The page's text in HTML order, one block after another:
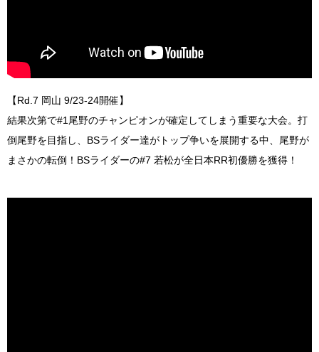
【Rd.7 岡山 9/23-24開催】
結果次第で#1尾野のチャンピオンが確定してしまう重要な大会。打
倒尾野を目指し、BSライダー達がトップ争いを展開する中、尾野が
まさかの転倒！BSライダーの#7 若松が全日本RR初優勝を獲得！